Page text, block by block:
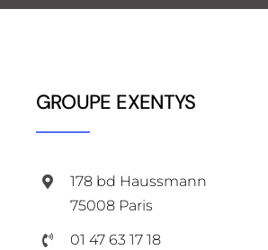
GROUPE EXENTYS
178 bd Haussmann
75008 Paris
01 47 63 17 18